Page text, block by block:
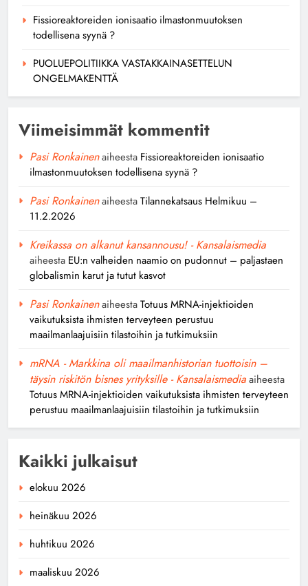
Fissioreaktoreiden ionisaatio ilmastonmuutoksen
todellisena syynä ?
PUOLUEPOLITIIKKA VASTAKKAINASETTELUN
ONGELMAKENTTÄ
Viimeisimmät kommentit
Pasi Ronkainenaiheesta Fissioreaktoreiden ionisaatio
ilmastonmuutoksen todellisena syynä ?
Pasi RonkainenaiheestaTilannekatsaus Helmikuu –
11.2.2026
Kreikassa on alkanut kansannousu! - Kansalaismedia
aiheesta EU:n valheiden naamio on pudonnut – paljastaen
globalismin karut ja tutut kasvot
Pasi RonkainenaiheestaTotuus MRNA-injektioiden
vaikutuksista ihmisten terveyteen perustuu
maailmanlaajuisiin tilastoihin ja tutkimuksiin
mRNA - Markkina oli maailmanhistorian tuottoisin –
täysin riskitön bisnes yrityksille - Kansalaismediaaiheesta
Totuus MRNA-injektioiden vaikutuksista ihmisten terveyteen
perustuu maailmanlaajuisiin tilastoihin ja tutkimuksiin
Kaikki julkaisut
elokuu 2026
heinäkuu 2026
huhtikuu 2026
maaliskuu 2026